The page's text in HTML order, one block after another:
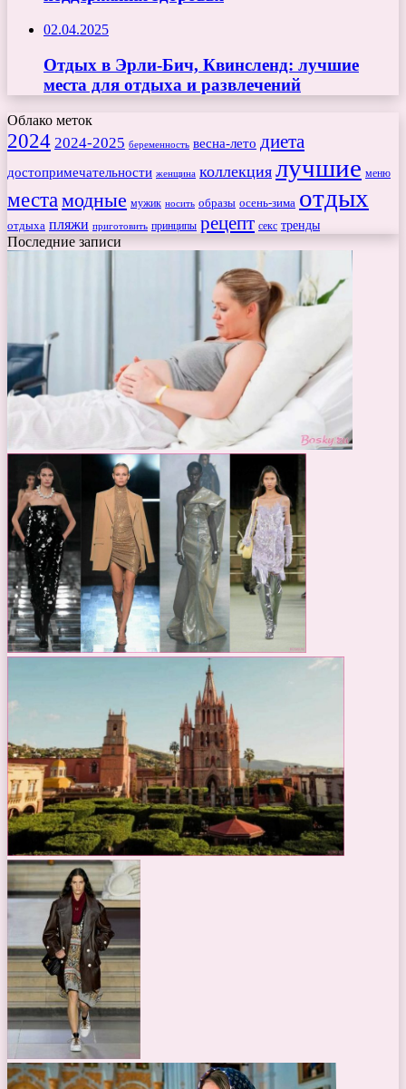
02.04.2025
Отдых в Эрли-Бич, Квинсленд: лучшие
места для отдыха и развлечений
Облако меток
2024 2024-2025 беременность весна-лето диета
достопримечательности женщина коллекция лучшие меню
места модные мужик носить образы осень-зима отдых
отдыха пляжи приготовить принципы рецепт секс тренды
Последние записи